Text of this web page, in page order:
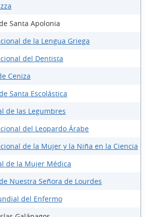
Santa Apolonia
de la Lengua Griega
del Dentista
Ceniza
Santa Escolástica
de las Legumbres
del Leopardo Árabe
de la Mujer y la Niña en la Ciencia
de la Mujer Médica
Nuestra Señora de Lourdes
del Enfermo